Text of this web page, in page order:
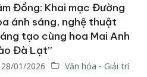
Đồng: Khai mạc Đường
ánh sáng, nghệ thuật
tạo cùng hoa Mai Anh
Đà Lạt”
28/01/2026 Văn hóa - Giải trí